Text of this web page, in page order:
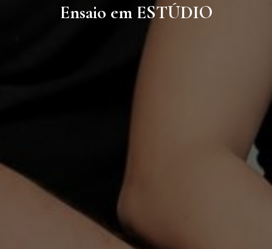
Ensaio em ESTÚDIO